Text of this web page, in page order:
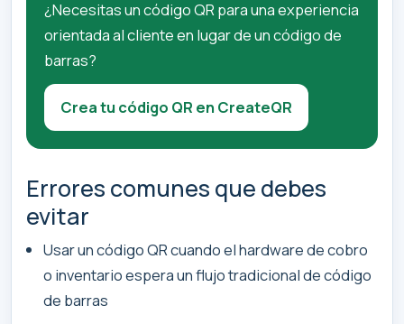
¿Necesitas un código QR para una experiencia
orientada al cliente en lugar de un código de
barras?
Crea tu código QR en CreateQR
Errores comunes que debes
evitar
Usar un código QR cuando el hardware de cobro
o inventario espera un flujo tradicional de código
de barras